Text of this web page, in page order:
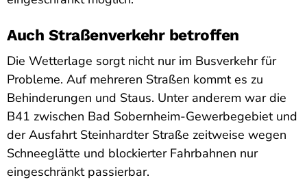
Auch Straßenverkehr betroffen
Die Wetterlage sorgt nicht nur im Busverkehr für
Probleme. Auf mehreren Straßen kommt es zu
Behinderungen und Staus. Unter anderem war die
B41 zwischen Bad Sobernheim-Gewerbegebiet und
der Ausfahrt Steinhardter Straße zeitweise wegen
Schneeglätte und blockierter Fahrbahnen nur
eingeschränkt passierbar.